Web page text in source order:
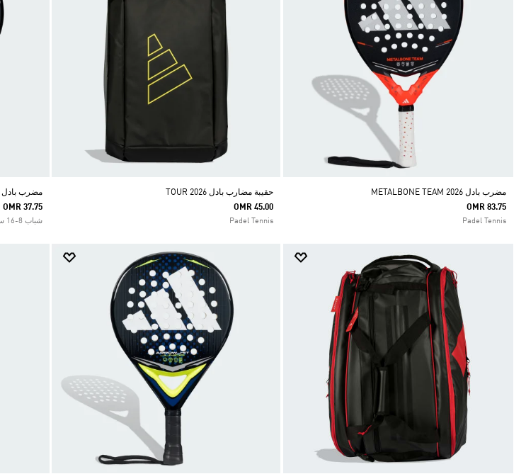
مضرب بادل METALBONE TEAM 2026
OMR 83.75
Padel Tennis
حقيبة مضارب بادل TOUR 2026
OMR 45.00
Padel Tennis
مضرب بادل ARROW_HIT JUNIOR
OMR 37.75
شباب 8-16 سنوات Padel Tennis